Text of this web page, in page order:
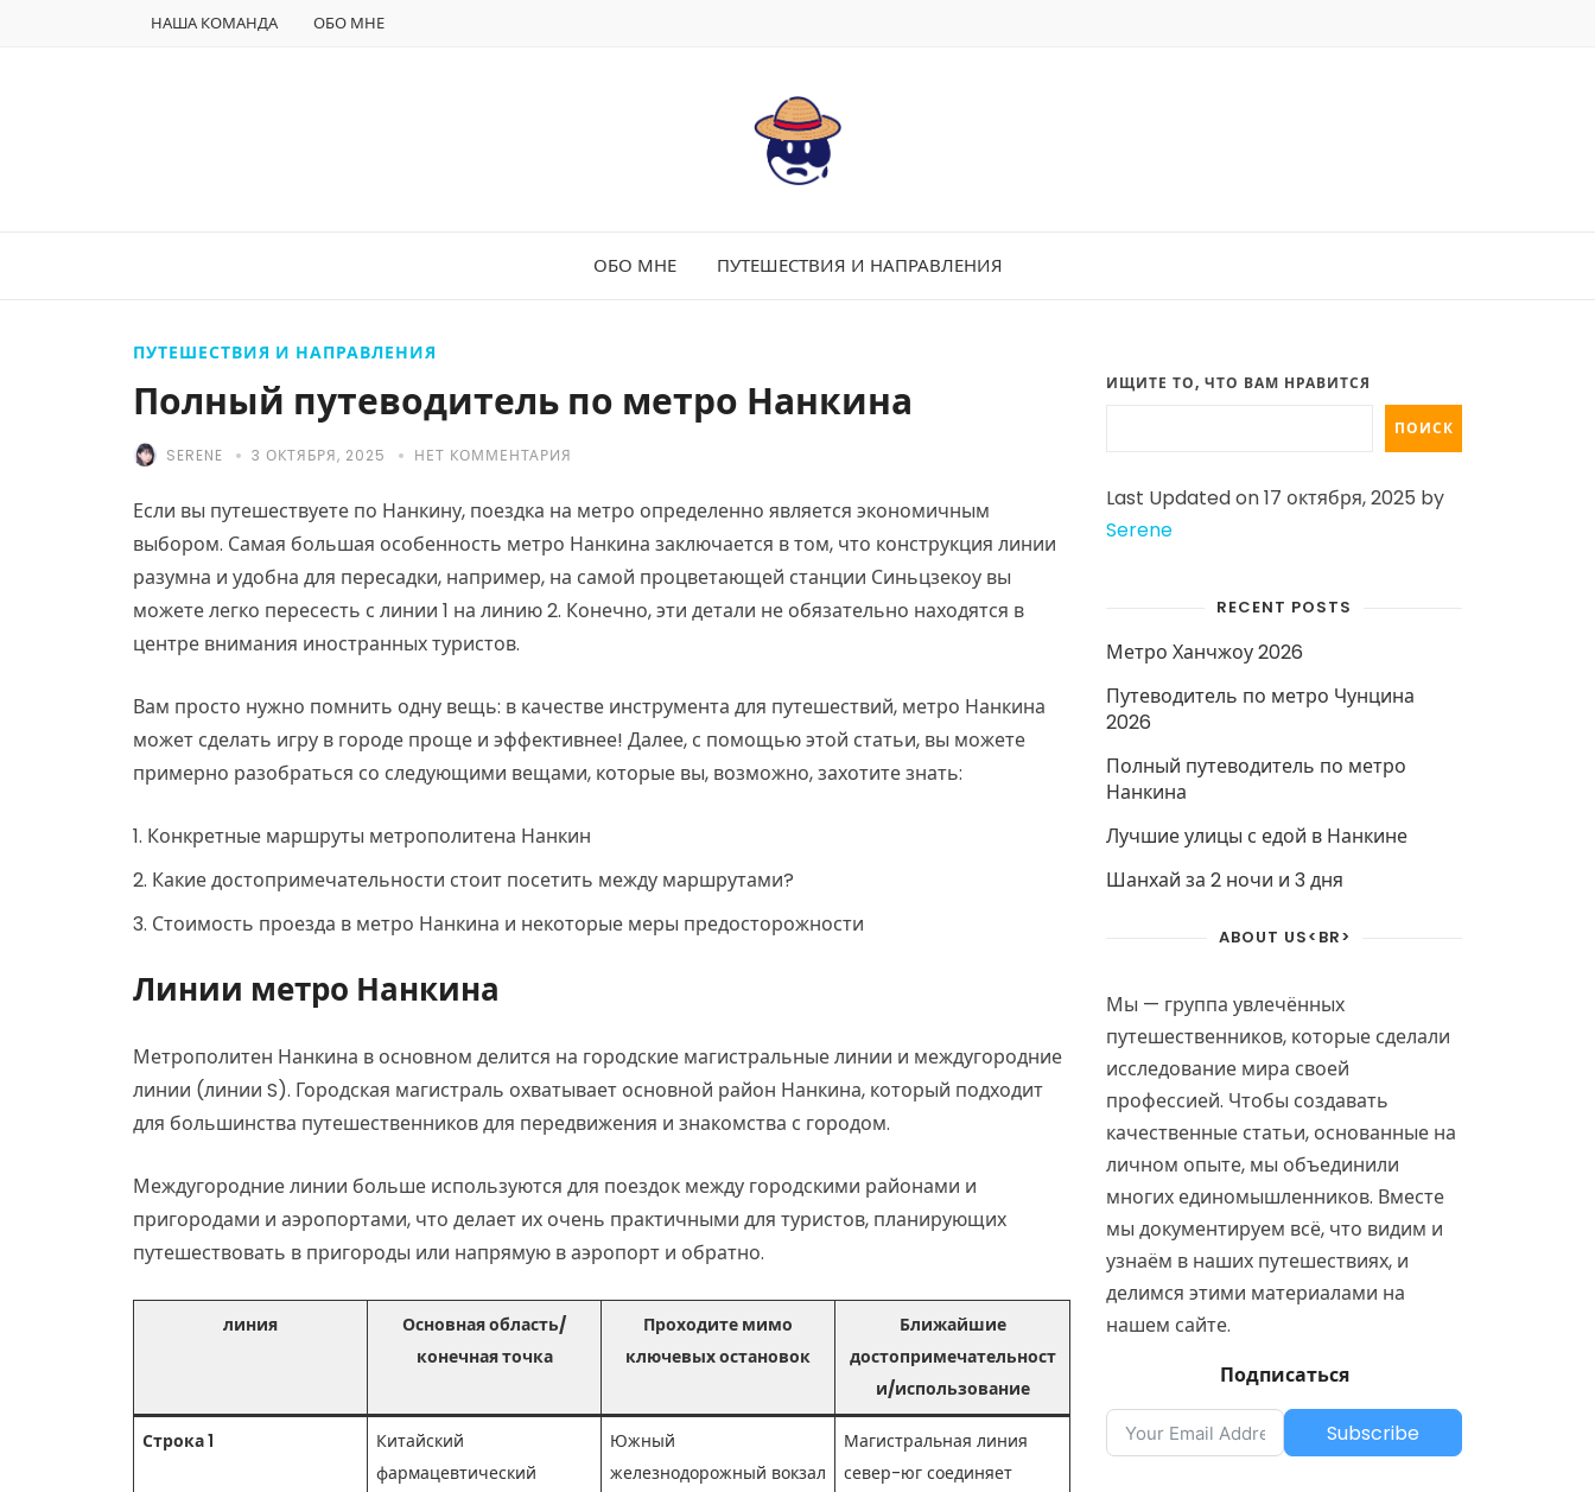
НАША КОМАНДА ОБО МНЕ
ОБО МНЕ ПУТЕШЕСТВИЯ И НАПРАВЛЕНИЯ
ПУТЕШЕСТВИЯ И НАПРАВЛЕНИЯ
Полный путеводитель по метро Нанкина
SERENE 3 ОКТЯБРЯ, 2025 НЕТ КОММЕНТАРИЯ
Если вы путешествуете по Нанкину, поездка на метро определенно является экономичным
выбором. Самая большая особенность метро Нанкина заключается в том, что конструкция линии
разумна и удобна для пересадки, например, на самой процветающей станции Синьцзекоу вы
можете легко пересесть с линии 1 на линию 2. Конечно, эти детали не обязательно находятся в
центре внимания иностранных туристов.
Вам просто нужно помнить одну вещь: в качестве инструмента для путешествий, метро Нанкина
может сделать игру в городе проще и эффективнее! Далее, с помощью этой статьи, вы можете
примерно разобраться со следующими вещами, которые вы, возможно, захотите знать:
Конкретные маршруты метрополитена Нанкин
Какие достопримечательности стоит посетить между маршрутами?
Стоимость проезда в метро Нанкина и некоторые меры предосторожности
Линии метро Нанкина
Метрополитен Нанкина в основном делится на городские магистральные линии и междугородние
линии (линии S). Городская магистраль охватывает основной район Нанкина, который подходит
для большинства путешественников для передвижения и знакомства с городом.
Междугородние линии больше используются для поездок между городскими районами и
пригородами и аэропортами, что делает их очень практичными для туристов, планирующих
путешествовать в пригороды или напрямую в аэропорт и обратно.
линия
Основная область/
конечная точка
Проходите мимо
ключевых остановок
Ближайшие
достопримечательност
и/использование
Строка 1
Китайский
фармацевтический
Южный
железнодорожный вокзал
Магистральная линия
север-юг соединяет
ИЩИТЕ ТО, ЧТО ВАМ НРАВИТСЯ
ПОИСК
Last Updated on 17 октября, 2025 by
Serene
RECENT POSTS
Метро Ханчжоу 2026
Путеводитель по метро Чунцина
2026
Полный путеводитель по метро
Нанкина
Лучшие улицы с едой в Нанкине
Шанхай за 2 ночи и 3 дня
ABOUT US<BR>
Мы — группа увлечённых
путешественников, которые сделали
исследование мира своей
профессией. Чтобы создавать
качественные статьи, основанные на
личном опыте, мы объединили
многих единомышленников. Вместе
мы документируем всё, что видим и
узнаём в наших путешествиях, и
делимся этими материалами на
нашем сайте.
Подписаться
Subscribe